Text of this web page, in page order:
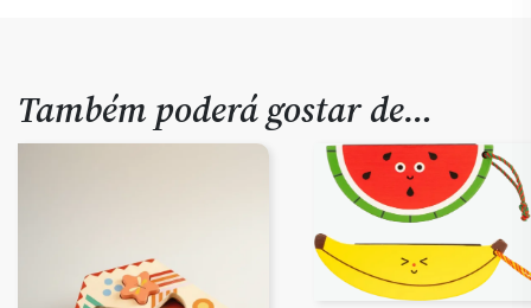
Também poderá gostar de…